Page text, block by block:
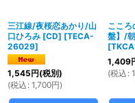
三江線/夜桜恋あかり/山
口ひろみ [CD] [TECA-
26029]
1,545円(税別)
(税込 : 1,700円)
こころ
盤】/
[
1,409
(税込 :